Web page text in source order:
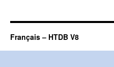
Français – HTDB V8